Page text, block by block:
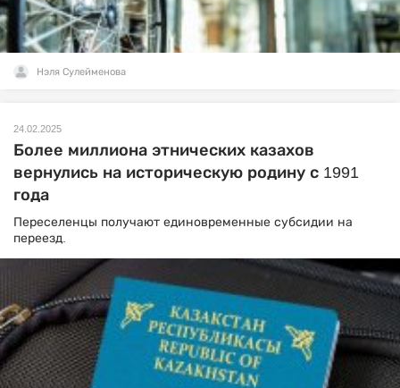
Нэля Сулейменова
24.02.2025
Более миллиона этнических казахов
вернулись на историческую родину с 1991
года
Переселенцы получают единовременные субсидии на
переезд.